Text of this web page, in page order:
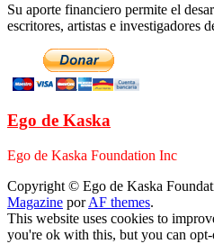
Su aporte financiero permite el
escritores, artistas e investigadores
Ego de Kaska
Ego de Kaska Foundation Inc
Copyright © Ego de Kaska
Magazine porAF themes.
This website uses cookies to
you're ok with this, but you can